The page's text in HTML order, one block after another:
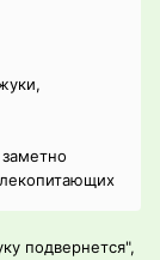
подвернется",